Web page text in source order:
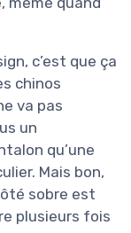
c’est que ça
chinos
va pas
un
qu’une
Mais bon,
sobre est
plusieurs fois